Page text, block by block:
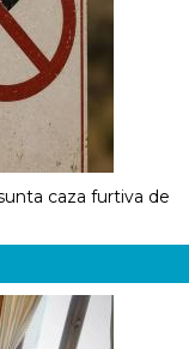
caza furtiva de